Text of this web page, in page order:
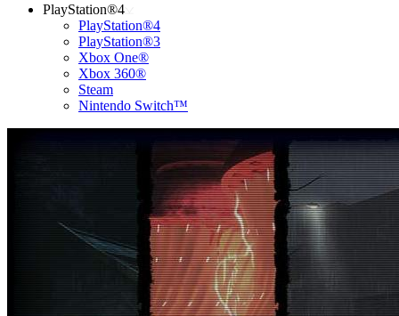
PlayStation®4
PlayStation®4
PlayStation®3
Xbox One®
Xbox 360®
Steam
Nintendo Switch™